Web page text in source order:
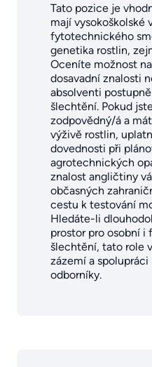
Tato pozice je
mají vysokoškolské
fytotechnického
genetika rostlin,
Oceníte možnost
dosavadní znalosti
absolventi
šlechtění. Pokud
zodpovědný/á a
výživě rostlin,
dovednosti při
agrotechnických
znalost angličtiny
občasných
cestu k testování
Hledáte-li
prostor pro osobní i
šlechtění, tato role
zázemí a spolupráci
odborníky.